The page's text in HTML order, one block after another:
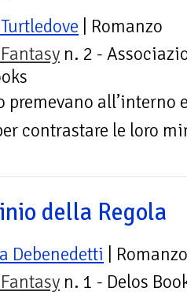
| Romanzo
n. 2 -
all’interno
contrastare le loro
della Regola
Debenedetti | Romanzo
n. 1 - Delos